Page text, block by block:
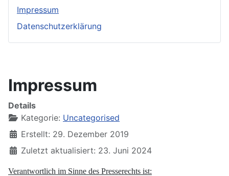
Impressum
Datenschutzerklärung
Impressum
Details
Kategorie: Uncategorised
Erstellt: 29. Dezember 2019
Zuletzt aktualisiert: 23. Juni 2024
Verantwortlich im Sinne des Presserechts ist: